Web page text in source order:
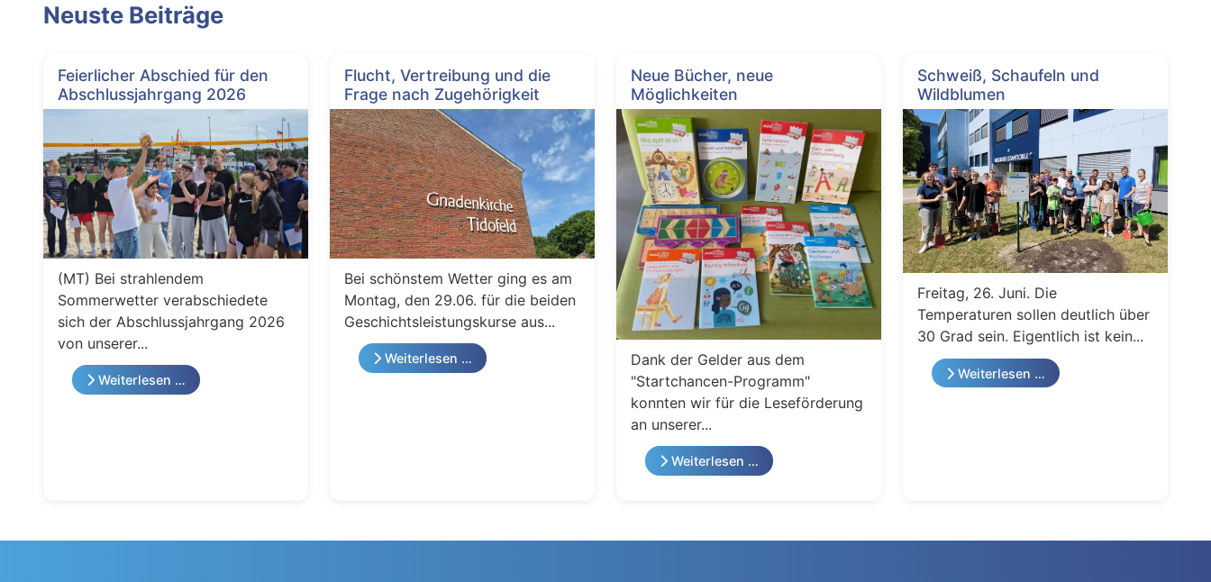
Neuste Beiträge
Feierlicher Abschied für den
Abschlussjahrgang 2026
(MT) Bei strahlendem
Sommerwetter verabschiedete
sich der Abschlussjahrgang 2026
von unserer...
Weiterlesen …
Flucht, Vertreibung und die
Frage nach Zugehörigkeit
Bei schönstem Wetter ging es am
Montag, den 29.06. für die beiden
Geschichtsleistungskurse aus...
Weiterlesen …
Neue Bücher, neue
Möglichkeiten
Dank der Gelder aus dem
"Startchancen-Programm"
konnten wir für die Leseförderung
an unserer...
Weiterlesen …
Schweiß, Schaufeln und
Wildblumen
Freitag, 26. Juni. Die
Temperaturen sollen deutlich über
30 Grad sein. Eigentlich ist kein...
Weiterlesen …